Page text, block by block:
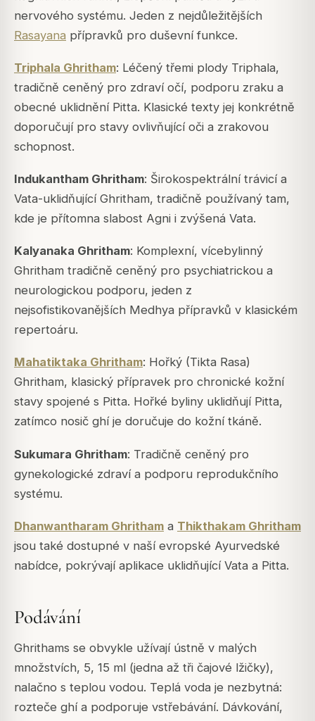
nervového systému. Jeden z nejdůležitějších
Rasayana přípravků pro duševní funkce.
Triphala Ghritham: Léčený třemi plody Triphala,
tradičně ceněný pro zdraví očí, podporu zraku a
obecné uklidnění Pitta. Klasické texty jej konkrétně
doporučují pro stavy ovlivňující oči a zrakovou
schopnost.
Indukantham Ghritham: Širokospektrální trávicí a
Vata-uklidňující Ghritham, tradičně používaný tam,
kde je přítomna slabost Agni i zvýšená Vata.
Kalyanaka Ghritham: Komplexní, vícebylinný
Ghritham tradičně ceněný pro psychiatrickou a
neurologickou podporu, jeden z
nejsofistikovanějších Medhya přípravků v klasickém
repertoáru.
Mahatiktaka Ghritham: Hořký (Tikta Rasa)
Ghritham, klasický přípravek pro chronické kožní
stavy spojené s Pitta. Hořké byliny uklidňují Pitta,
zatímco nosič ghí je doručuje do kožní tkáně.
Sukumara Ghritham: Tradičně ceněný pro
gynekologické zdraví a podporu reprodukčního
systému.
Dhanwantharam Ghritham a Thikthakam Ghritham
jsou také dostupné v naší evropské Ayurvedské
nabídce, pokrývají aplikace uklidňující Vata a Pitta.
Podávání
Ghrithams se obvykle užívají ústně v malých
množstvích, 5, 15 ml (jedna až tři čajové lžičky),
nalačno s teplou vodou. Teplá voda je nezbytná:
rozteče ghí a podporuje vstřebávání. Dávkování,